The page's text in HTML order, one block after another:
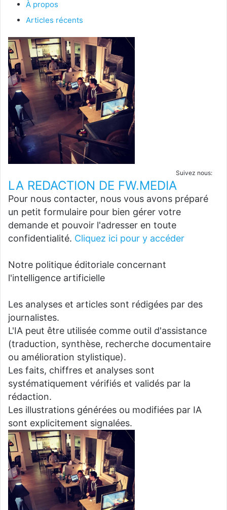
À propos
Articles récents
Suivez nous:
LA REDACTION DE FW.MEDIA
Pour nous contacter, nous vous avons préparé
un petit formulaire pour bien gérer votre
demande et pouvoir l'adresser en toute
confidentialité. Cliquez ici pour y accéder
Notre politique éditoriale concernant
l'intelligence artificielle
Les analyses et articles sont rédigées par des
journalistes.
L'IA peut être utilisée comme outil d'assistance
(traduction, synthèse, recherche documentaire
ou amélioration stylistique).
Les faits, chiffres et analyses sont
systématiquement vérifiés et validés par la
rédaction.
Les illustrations générées ou modifiées par IA
sont explicitement signalées.